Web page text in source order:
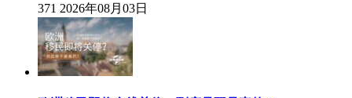
371 2026年08月03日